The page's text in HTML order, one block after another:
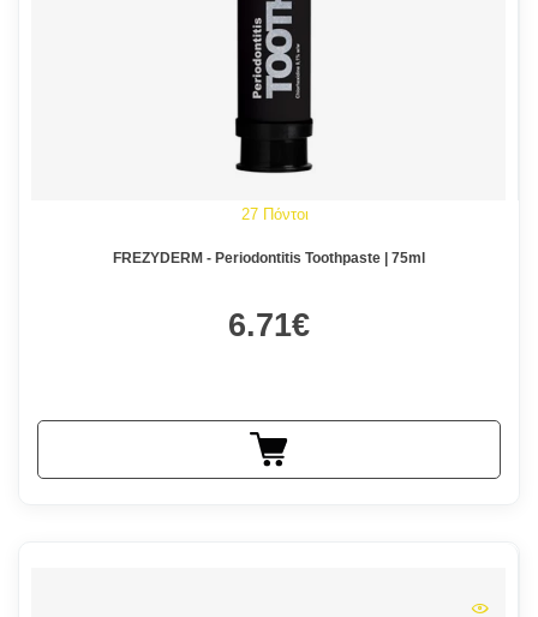
27 Πόντοι
FREZYDERM - Periodontitis Toothpaste | 75ml
6.71€